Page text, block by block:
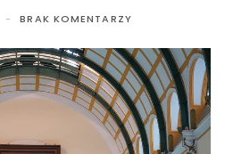
BRAK KOMENTARZY